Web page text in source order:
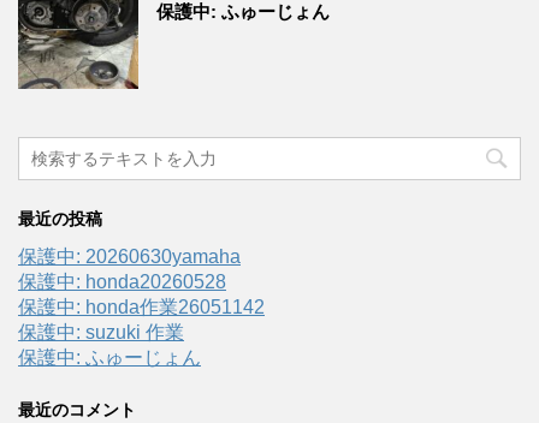
保護中: ふゅーじょん
最近の投稿
保護中: 20260630yamaha
保護中: honda20260528
保護中: honda作業26051142
保護中: suzuki 作業
保護中: ふゅーじょん
最近のコメント